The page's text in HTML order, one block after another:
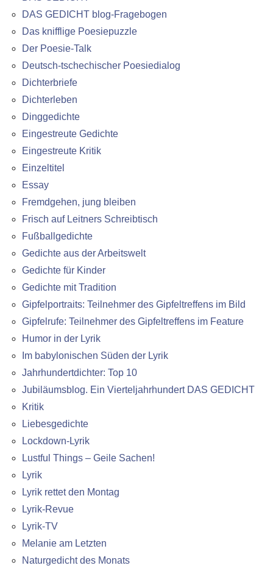
DAS GEDICHT blog-Fragebogen
Das knifflige Poesiepuzzle
Der Poesie-Talk
Deutsch-tschechischer Poesiedialog
Dichterbriefe
Dichterleben
Dinggedichte
Eingestreute Gedichte
Eingestreute Kritik
Einzeltitel
Essay
Fremdgehen, jung bleiben
Frisch auf Leitners Schreibtisch
Fußballgedichte
Gedichte aus der Arbeitswelt
Gedichte für Kinder
Gedichte mit Tradition
Gipfelportraits: Teilnehmer des Gipfeltreffens im Bild
Gipfelrufe: Teilnehmer des Gipfeltreffens im Feature
Humor in der Lyrik
Im babylonischen Süden der Lyrik
Jahrhundertdichter: Top 10
Jubiläumsblog. Ein Vierteljahrhundert DAS GEDICHT
Kritik
Liebesgedichte
Lockdown-Lyrik
Lustful Things – Geile Sachen!
Lyrik
Lyrik rettet den Montag
Lyrik-Revue
Lyrik-TV
Melanie am Letzten
Naturgedicht des Monats